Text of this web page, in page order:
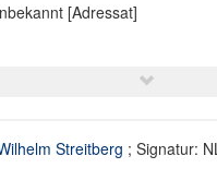
[Adressat]
Streitberg ; Signatur: